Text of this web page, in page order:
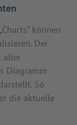
können
Der
aller
Diagramm
So
die aktuelle